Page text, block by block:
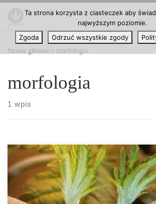
Przejdź do treści
Strona główna » morfologia
morfologia
1 wpis
Jest mało prawdopodobne, aby marihuana
regularnych badaniach krwi podczas twojej
lekarskiej. Testy na obecność marihuany
Ta strona korzysta z ciasteczek aby
najwyższym poziomie.
Zgoda
Odrzuć wszystkie zgody